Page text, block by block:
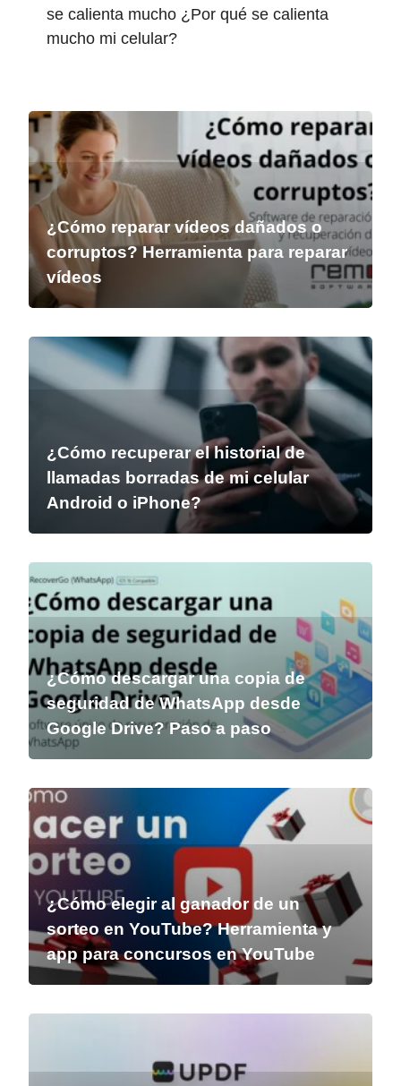
se calienta mucho ¿Por qué se calienta
mucho mi celular?
¿Cómo reparar vídeos dañados o
corruptos? Herramienta para reparar
vídeos
¿Cómo recuperar el historial de
llamadas borradas de mi celular
Android o iPhone?
¿Cómo descargar una copia de
seguridad de WhatsApp desde
Google Drive? Paso a paso
¿Cómo elegir al ganador de un
sorteo en YouTube? Herramienta y
app para concursos en YouTube